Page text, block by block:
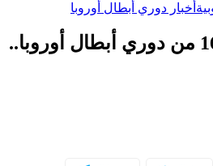
دوري أبطال أوروبا
قرعة دور الـ16 من دوري أبطال أوروبا..